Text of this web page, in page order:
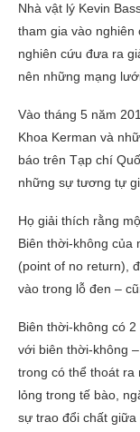
Nhà vật lý Kevin
tham gia vào nghiên
nghiên cứu đưa ra
nên những mạng
Vào tháng 5 năm
Khoa Kerman và
báo trên Tạp chí
những sự tương tự
Họ giải thích rằng
Biên thời-không của
(point of no return),
vào trong lỗ đen –
Biên thời-không có
với biên thời-không
trong có thể thoát ra
lỏng trong tế bào,
sự trao đổi chất